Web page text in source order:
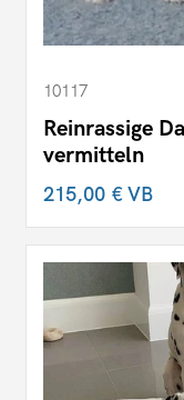
10117
Reinrassige
vermitteln
215,00 €VB